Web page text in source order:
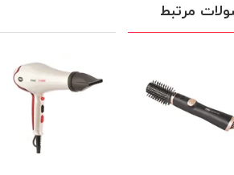
مرتبط